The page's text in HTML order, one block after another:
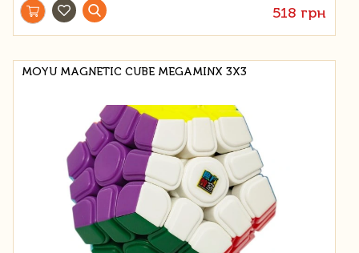
518 грн
MOYU MAGNETIC CUBE MEGAMINX 3X3